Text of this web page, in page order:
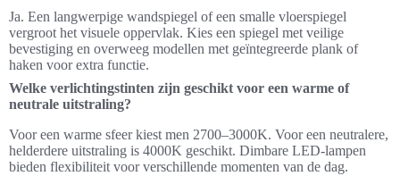
Ja. Een langwerpige wandspiegel of een smalle vloerspiegel
vergroot het visuele oppervlak. Kies een spiegel met veilige
bevestiging en overweeg modellen met geïntegreerde plank of
haken voor extra functie.
Welke verlichtingstinten zijn geschikt voor een warme of
neutrale uitstraling?
Voor een warme sfeer kiest men 2700–3000K. Voor een neutralere,
helderdere uitstraling is 4000K geschikt. Dimbare LED-lampen
bieden flexibiliteit voor verschillende momenten van de dag.